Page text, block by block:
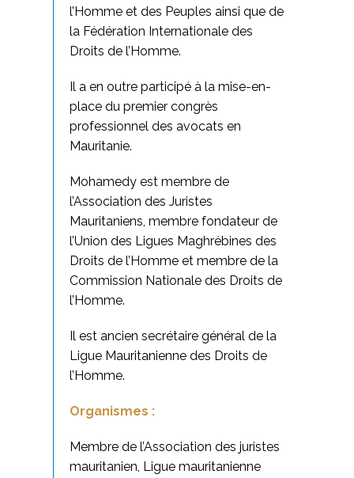
l’Homme et des Peuples ainsi que de
la Fédération Internationale des
Droits de l’Homme.
Il a en outre participé à la mise-en-
place du premier congrès
professionnel des avocats en
Mauritanie.
Mohamedy est membre de
l’Association des Juristes
Mauritaniens, membre fondateur de
l’Union des Ligues Maghrébines des
Droits de l’Homme et membre de la
Commission Nationale des Droits de
l’Homme.
Il est ancien secrétaire général de la
Ligue Mauritanienne des Droits de
l’Homme.
Organismes :
Membre de l’Association des juristes
mauritanien, Ligue mauritanienne